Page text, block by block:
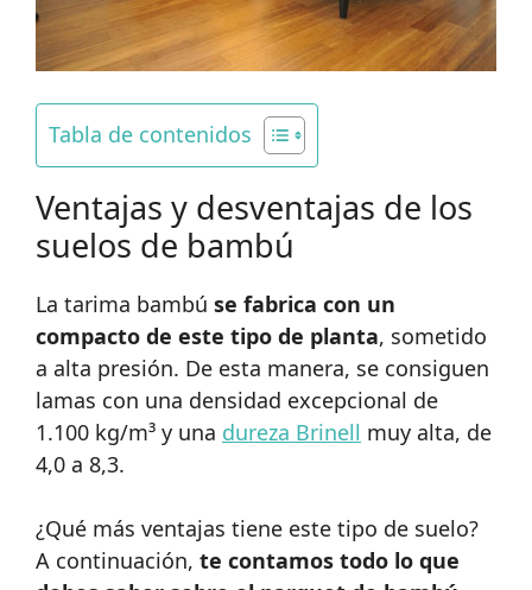
Tabla de contenidos
Ventajas y desventajas de los
suelos de bambú
La tarima bambú se fabrica con un
compacto de este tipo de planta, sometido
a alta presión. De esta manera, se consiguen
lamas con una densidad excepcional de
1.100 kg/m³ y una dureza Brinell muy alta, de
4,0 a 8,3.
¿Qué más ventajas tiene este tipo de suelo?
A continuación, te contamos todo lo que